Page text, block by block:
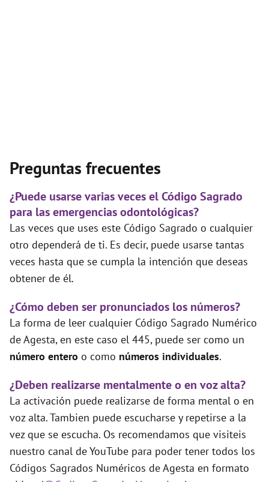
Preguntas frecuentes
¿Puede usarse varias veces el Código Sagrado
para las emergencias odontológicas?
Las veces que uses este Código Sagrado o cualquier
otro dependerá de ti. Es decir, puede usarse tantas
veces hasta que se cumpla la intención que deseas
obtener de él.
¿Cómo deben ser pronunciados los números?
La forma de leer cualquier Código Sagrado Numérico
de Agesta, en este caso el 445, puede ser como un
número entero o como números individuales.
¿Deben realizarse mentalmente o en voz alta?
La activación puede realizarse de forma mental o en
voz alta. Tambien puede escucharse y repetirse a la
vez que se escucha. Os recomendamos que visiteis
nuestro canal de YouTube para poder tener todos los
Códigos Sagrados Numéricos de Agesta en formato